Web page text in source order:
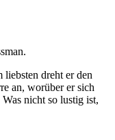
dreht er den
an, worüber er sich
nicht so lustig ist,